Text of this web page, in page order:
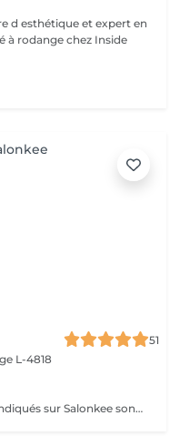
d esthétique et expert en
à rodange chez Inside
51
L-4818
Veuillez prendre note que les prix indiqués sur Salonkee sont communiqués à titre informatif et s'entendent de base. Ces derniers sont susceptibles de varier selon le diagnostic réalisé à votre arrivée au salon et l'expertise du professionnel à qui vous confiez votre beauté. Dans tous les cas, un devis précis vous sera proposé et toutes réalisations de prestations seront effectuées avec votre accord. Un grand merci d'avance pour votre compréhension. Au plaisir de vous revoir très vite.